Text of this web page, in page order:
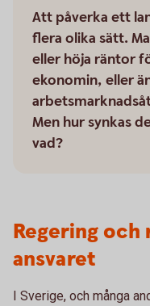
Att påverka ett
flera olika sätt.
eller höja räntor
ekonomin, eller
Men hur synkas
vad?
Regering
ansvaret
I Sverige, och många